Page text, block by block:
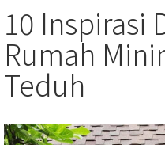
10 Inspirasi
Rumah
Teduh